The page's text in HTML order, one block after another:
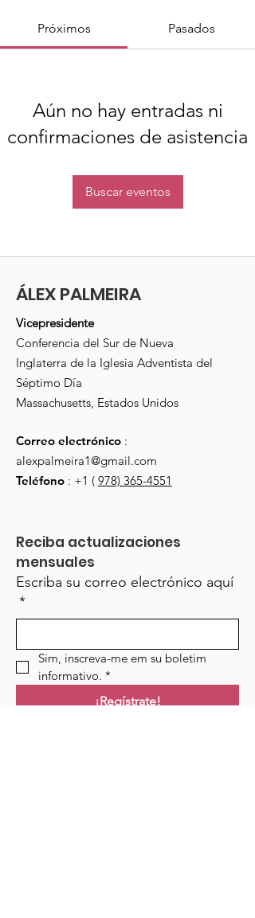
Próximos Pasados
Aún no hay entradas ni
confirmaciones de asistencia
Buscar eventos
ÁLEX PALMEIRA
Vicepresidente
Conferencia del Sur de Nueva
Inglaterra de la Iglesia Adventista del
Séptimo Día
Massachusetts, Estados Unidos
Correo electrónico :
alexpalmeira1@gmail.com
Teléfono : +1 ( 978) 365-4551
Reciba actualizaciones
mensuales
Escriba su correo electrónico aquí
*
Sim, inscreva-me em su boletim
informativo. *
¡Regístrate!